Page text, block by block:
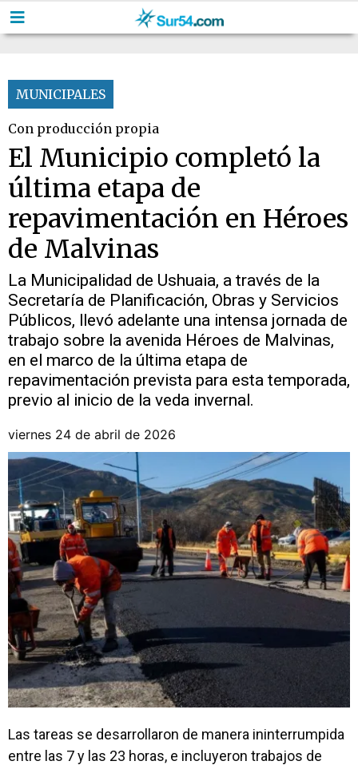
MUNICIPALES
Con producción propia
El Municipio completó la
última etapa de
repavimentación en Héroes
de Malvinas
La Municipalidad de Ushuaia, a través de la
Secretaría de Planificación, Obras y Servicios
Públicos, llevó adelante una intensa jornada de
trabajo sobre la avenida Héroes de Malvinas,
en el marco de la última etapa de
repavimentación prevista para esta temporada,
previo al inicio de la veda invernal.
viernes 24 de abril de 2026
Las tareas se desarrollaron de manera ininterrumpida
entre las 7 y las 23 horas, e incluyeron trabajos de